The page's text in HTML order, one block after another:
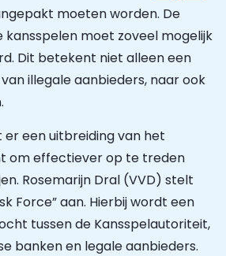
moeten worden. De
moet zoveel mogelijk
Dit betekent niet alleen een
illegale aanbieders, naar ook
een uitbreiding van het
om effectiever op te treden
Rosemarijn Dral (VVD) stelt
Force” aan. Hierbij wordt een
tussen de Kansspelautoriteit,
banken en legale aanbieders.